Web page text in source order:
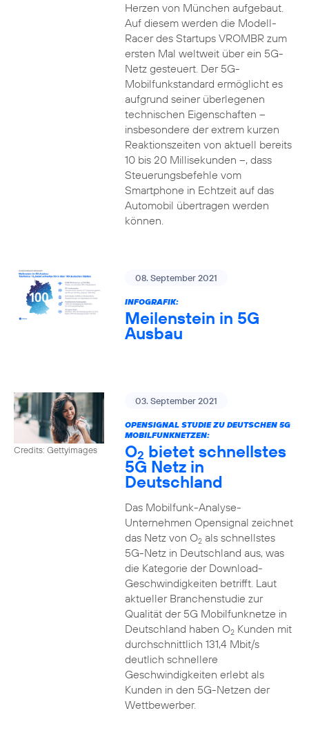
Herzen von München aufgebaut.
Auf diesem werden die Modell-
Racer des Startups VROMBR zum
ersten Mal weltweit über ein 5G-
Netz gesteuert. Der 5G-
Mobilfunkstandard ermöglicht es
aufgrund seiner überlegenen
technischen Eigenschaften –
insbesondere der extrem kurzen
Reaktionszeiten von aktuell bereits
10 bis 20 Millisekunden –, dass
Steuerungsbefehle vom
Smartphone in Echtzeit auf das
Automobil übertragen werden
können.
08. September 2021
INFOGRAFIK:
Meilenstein in 5G
Ausbau
Credits: Gettyimages
03. September 2021
OPENSIGNAL STUDIE ZU DEUTSCHEN 5G
MOBILFUNKNETZEN:
O2 bietet schnellstes
5G Netz in
Deutschland
Das Mobilfunk-Analyse-
Unternehmen Opensignal zeichnet
das Netz von O2als schnellstes
5G-Netz in Deutschland aus, was
die Kategorie der Download-
Geschwindigkeiten betrifft. Laut
aktueller Branchenstudie zur
Qualität der 5G Mobilfunknetze in
Deutschland haben O2Kunden mit
durchschnittlich 131,4 Mbit/s
deutlich schnellere
Geschwindigkeiten erlebt als
Kunden in den 5G-Netzen der
Wettbewerber.